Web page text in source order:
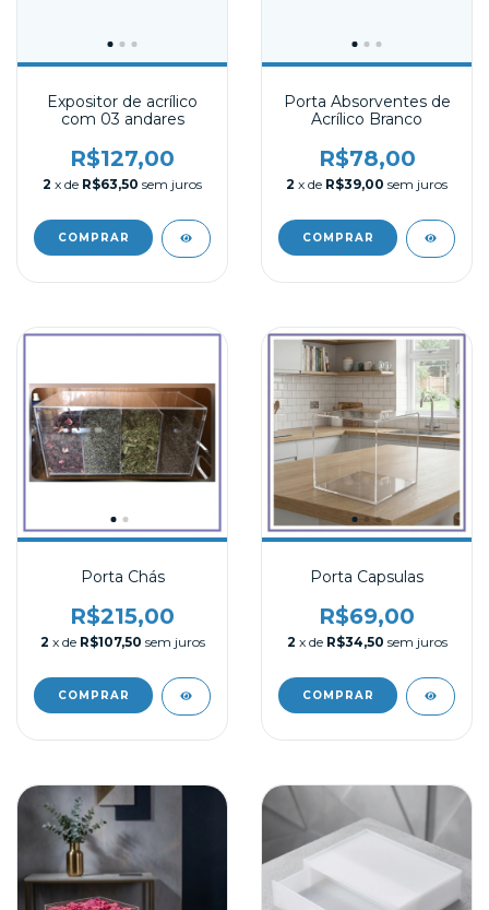
Expositor de acrílico
com 03 andares
R$127,00
2 x de R$63,50 sem juros
Porta Absorventes de
Acrílico Branco
R$78,00
2 x de R$39,00 sem juros
Porta Chás
R$215,00
2 x de R$107,50 sem juros
Porta Capsulas
R$69,00
2 x de R$34,50 sem juros